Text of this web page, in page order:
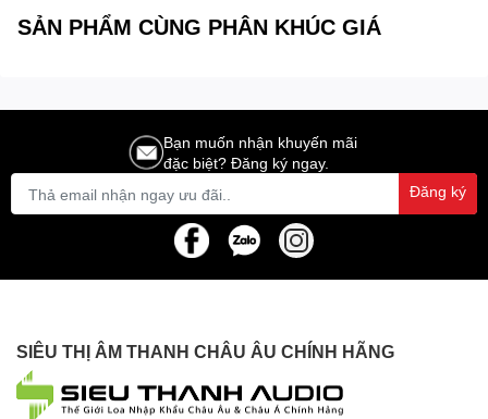
SẢN PHẨM CÙNG PHÂN KHÚC GIÁ
Bạn muốn nhận khuyến mãi
đặc biệt? Đăng ký ngay.
Đăng ký
SIÊU THỊ ÂM THANH CHÂU ÂU CHÍNH HÃNG